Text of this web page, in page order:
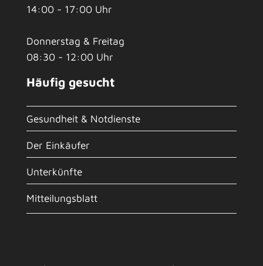
14:00 - 17:00 Uhr
Donnerstag & Freitag
08:30 - 12:00 Uhr
Häufig gesucht
Gesundheit & Notdienste
Der Einkäufer
Unterkünfte
Mitteilungsblatt